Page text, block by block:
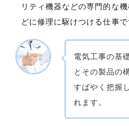
リティ機器などの専門的な
どに修理に駆けつける仕事で
電気工事の基
とその製品の
すばやく把握
れます。